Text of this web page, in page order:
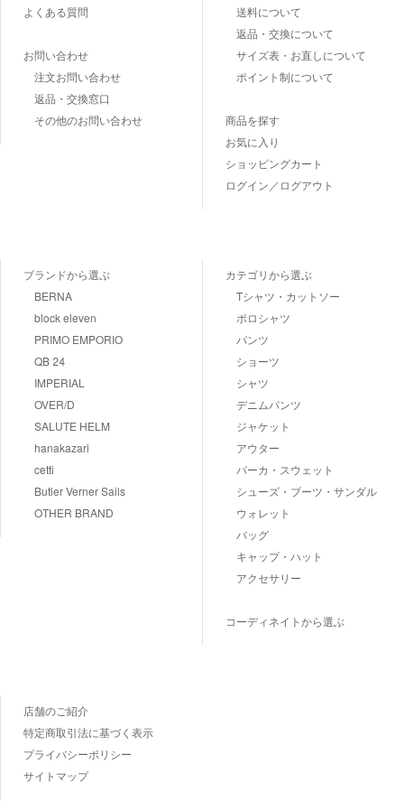
よくある質問
お問い合わせ
注文お問い合わせ
返品・交換窓口
その他のお問い合わせ
送料について
返品・交換について
サイズ表・お直しについて
ポイント制について
商品を探す
お気に入り
ショッピングカート
ログイン／ログアウト
ブランドから選ぶ
BERNA
block eleven
PRIMO EMPORIO
QB 24
IMPERIAL
OVER/D
SALUTE HELM
hanakazari
cetti
Butler Verner Sails
OTHER BRAND
カテゴリから選ぶ
Tシャツ・カットソー
ポロシャツ
パンツ
ショーツ
シャツ
デニムパンツ
ジャケット
アウター
パーカ・スウェット
シューズ・ブーツ・サンダル
ウォレット
バッグ
キャップ・ハット
アクセサリー
コーディネイトから選ぶ
店舗のご紹介
特定商取引法に基づく表示
プライバシーポリシー
サイトマップ